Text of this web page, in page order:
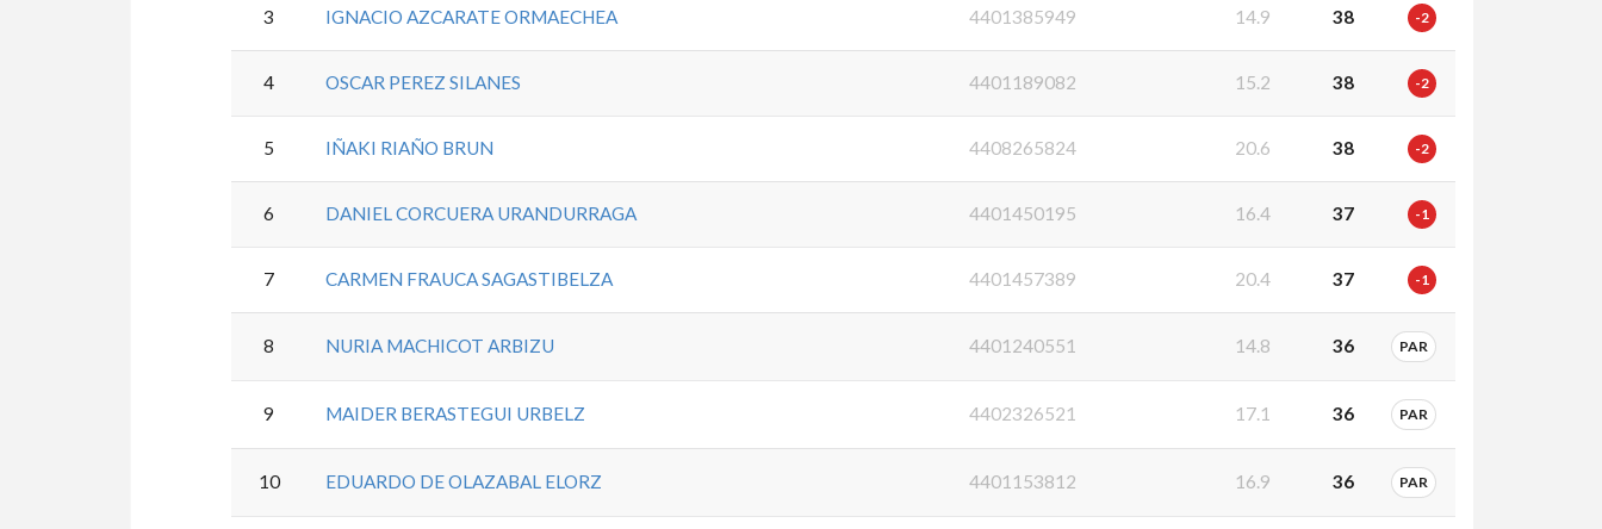
3 IGNACIO AZCARATE ORMAECHEA 4401385949 14.9 38 -2
4 OSCAR PEREZ SILANES 4401189082 15.2 38 -2
5 IÑAKI RIAÑO BRUN 4408265824 20.6 38 -2
6 DANIEL CORCUERA URANDURRAGA 4401450195 16.4 37 -1
7 CARMEN FRAUCA SAGASTIBELZA 4401457389 20.4 37 -1
8 NURIA MACHICOT ARBIZU 4401240551 14.8 36 PAR
9 MAIDER BERASTEGUI URBELZ 4402326521 17.1 36 PAR
10 EDUARDO DE OLAZABAL ELORZ 4401153812 16.9 36 PAR